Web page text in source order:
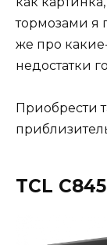
тормозами я
же про
недостатки
Приобрести
TCL